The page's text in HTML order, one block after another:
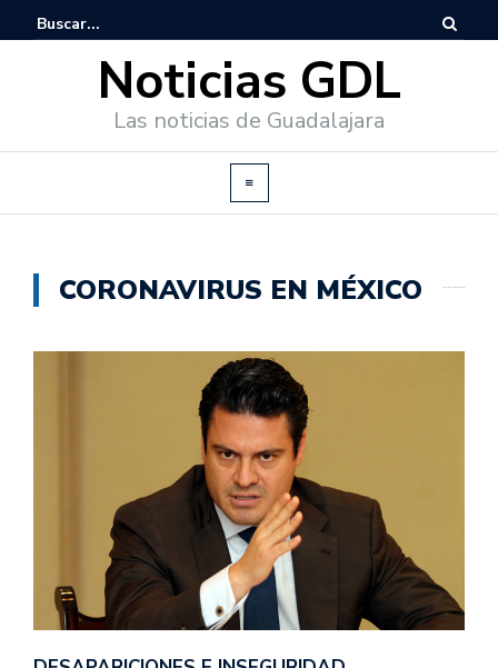
Noticias GDL
Las noticias de Guadalajara
CORONAVIRUS EN MÉXICO